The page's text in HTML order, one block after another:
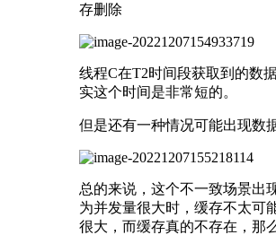
存删除
线程C在T2时间段获取到的数
实这个时间是非常短的。
但是还有一种情况可能出现数
总的来说，这个不一致场景出
为并发量很大时，缓存不太可
很大，而缓存真的不存在，那